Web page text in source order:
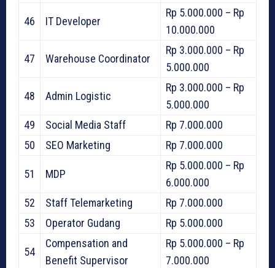
46 IT Developer
Rp 5.000.000 – Rp
10.000.000
47 Warehouse Coordinator
Rp 3.000.000 – Rp
5.000.000
48 Admin Logistic
Rp 3.000.000 – Rp
5.000.000
49
Social Media Staff
Rp 7.000.000
50
SEO Marketing Rp 7.000.000
51 MDP
Rp 5.000.000 – Rp
6.000.000
52
Staff Telemarketing
Rp 7.000.000
53
Operator Gudang Rp 5.000.000
54
Compensation and
Benefit Supervisor
Rp 5.000.000 – Rp
7.000.000